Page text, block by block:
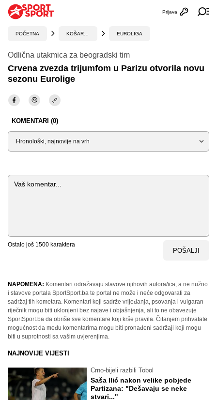
Otvori
Prijava
POČETNA EUROLIGA
Odlična utakmica za beogradski tim
Crvena zvezda trijumfom u Parizu otvorila novu
sezonu Eurolige
KOMENTARI (0)
Sortiraj
Komentar
Ostalo još 1500 karaktera
POŠALJI
NAPOMENA: Komentari odražavaju stavove njihovih autora/ica, a ne nužno
i stavove portala SportSport.ba te portal ne može i neće odgovarati za
sadržaj tih kometara. Komentari koji sadrže vrijeđanja, psovanja i vulgaran
riječnik mogu biti uklonjeni bez najave i objašnjenja, ali to ne obavezuje
SportSport.ba da obriše sve komentare koji krše pravila. Čitanjem prihvatate
mogućnost da među komentarima mogu biti pronađeni sadržaji koji mogu
biti u suprotnosti sa vašim uvjerenjima.
NAJNOVIJE VIJESTI
Crno-bijeli razbili Tobol
Saša Ilić nakon velike pobjede
Partizana: "Dešavaju se neke
stvari..."